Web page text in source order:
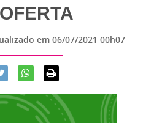
em 06/07/2021 00h07